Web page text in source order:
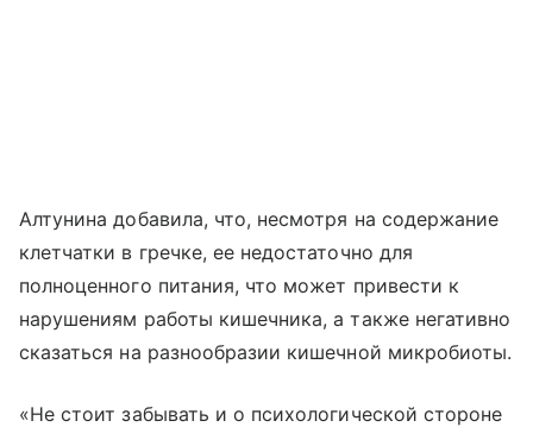
Алтунина добавила, что, несмотря на содержание
клетчатки в гречке, ее недостаточно для
полноценного питания, что может привести к
нарушениям работы кишечника, а также негативно
сказаться на разнообразии кишечной микробиоты.
«Не стоит забывать и о психологической стороне